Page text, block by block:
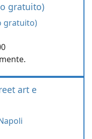
gratuito)
art e